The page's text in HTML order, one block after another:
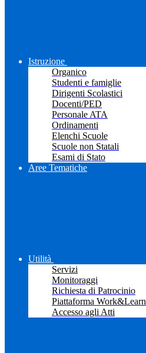
Istruzione
Organico
Studenti e famiglie
Dirigenti Scolastici
Docenti/PED
Personale ATA
Ordinamenti
Elenchi Scuole
Scuole non Statali
Esami di Stato
Aree Tematiche
Utilità
Servizi
Monitoraggi
Richiesta di Patrocinio
Piattaforma Work&Learn
Accesso agli Atti